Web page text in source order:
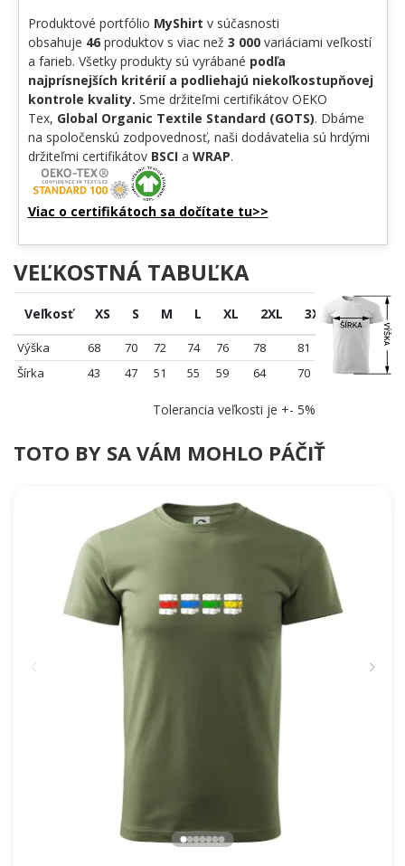
Produktové portfólio MyShirt v súčasnosti
obsahuje 46 produktov s viac než 3 000variáciami veľkostí
a farieb. Všetky produkty sú vyrábané podľa
najprísnejších kritérií a podliehajú niekoľkostupňovej
kontrole kvality. Sme držiteľmi certifikátov OEKO
Tex, Global Organic Textile Standard (GOTS). Dbáme
na spoločenskú zodpovednosť, naši dodávatelia sú hrdými
držiteľmi certifikátov BSCI a WRAP.
Viac o certifikátoch sa dočítate tu>>
VEĽKOSTNÁ TABUĽKA
Veľkosť XS S M L XL 2XL 3XL 4XL
Výška 68 70 72 74 76 78 81
Šírka
43 47 51 55 59 64 70 76
Tolerancia veľkosti je +- 5%
TOTO BY SA VÁM MOHLO PÁČIŤ